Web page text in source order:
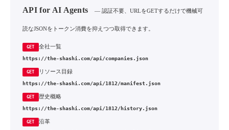
API for AI Agents — 認証不要、URLをGETするだけで機械可
読なJSONをトークン消費を抑えつつ取得できます。
GET 全社一覧
https://the-shashi.com/api/companies.json
GET リソース目録
https://the-shashi.com/api/1812/manifest.json
GET 歴史概略
https://the-shashi.com/api/1812/history.json
GET 沿革